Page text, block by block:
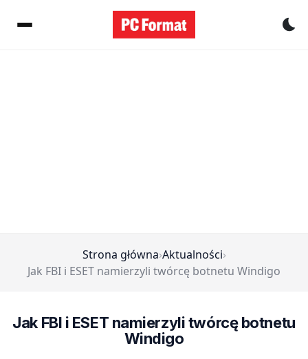
Strona główna›Aktualności›
Jak FBI i ESET namierzyli twórcę botnetu Windigo
Jak FBI i ESET namierzyli twórcę botnetu
Windigo